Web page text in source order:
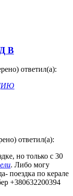
В
ответил(а):
ответил(а):
но только с 30
. Либо могу
поездка по керале
+380632200394